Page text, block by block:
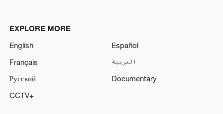
EXPLORE MORE
English
Español
Français
العربية
Русский
Documentary
CCTV+